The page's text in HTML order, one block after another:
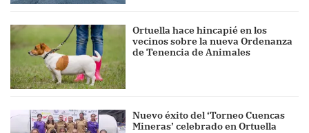
Ortuella hace hincapié en los
vecinos sobre la nueva Ordenanza
de Tenencia de Animales
Nuevo éxito del ‘Torneo Cuencas
Mineras’ celebrado en Ortuella